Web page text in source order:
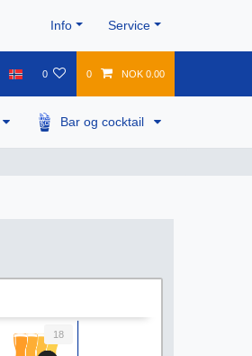
Info Service
0 0 NOK 0.00
Bar og cocktail
18